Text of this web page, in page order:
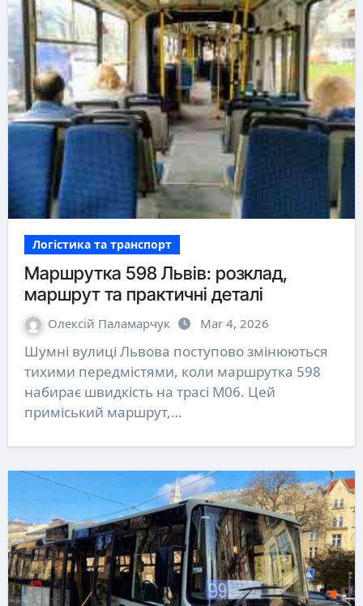
Логістика та транспорт
Маршрутка 598 Львів: розклад,
маршрут та практичні деталі
Олексій Паламарчук Mar 4, 2026
Шумні вулиці Львова поступово змінюються
тихими передмістями, коли маршрутка 598
набирає швидкість на трасі М06. Цей
приміський маршрут,…